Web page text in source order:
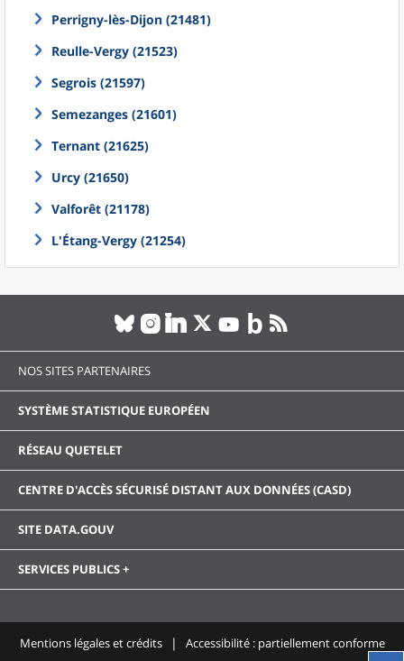
Perrigny-lès-Dijon (21481)
Reulle-Vergy (21523)
Segrois (21597)
Semezanges (21601)
Ternant (21625)
Urcy (21650)
Valforêt (21178)
L'Étang-Vergy (21254)
NOS SITES PARTENAIRES
SYSTÈME STATISTIQUE EUROPÉEN
RÉSEAU QUETELET
CENTRE D'ACCÈS SÉCURISÉ DISTANT AUX DONNÉES (CASD)
SITE DATA.GOUV
SERVICES PUBLICS +
Mentions légales et crédits
Accessibilité : partiellement conforme